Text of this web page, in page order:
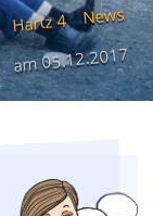
Hartz 4 News
am05.12.2017